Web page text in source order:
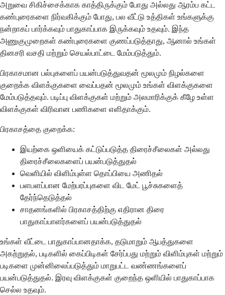
அறுவை சிகிச்சைக்காக காத்திருக்கும் போது அல்லது ஆரம்ப கட்ட
கண்புரைகளை நிர்வகிக்கும் போது, பல வீட்டு உத்திகள் உங்களுக்கு
நன்றாகப் பார்க்கவும் பாதுகாப்பாக இருக்கவும் உதவும். இந்த
அணுகுமுறைகள் கண்புரைகளை குணப்படுத்தாது, ஆனால் உங்கள்
தினசரி வசதி மற்றும் செயல்பாட்டை மேம்படுத்தும்.
பிரகாசமான பல்புகளைப் பயன்படுத்துவதன் மூலமும் நிழல்களை
குறைக்க விளக்குகளை வைப்பதன் மூலமும் உங்கள் விளக்குகளை
மேம்படுத்தவும். படிப்பு விளக்குகள் மற்றும் அலமாரிக்குக் கீழே உள்ள
விளக்குகள் விரிவான பணிகளை எளிதாக்கும்.
பிரகாசத்தை குறைக்க:
இயற்கை ஒளியைக் கட்டுப்படுத்த திரைச்சீலைகள் அல்லது
திரைச்சீலைகளைப் பயன்படுத்துதல்
வெளியில் விளிம்புள்ள தொப்பியை அணிதல்
பளபளப்பான மேற்பரப்புகளை விட மேட் பூச்சுகளைத்
தேர்ந்தெடுத்தல்
சாதனங்களில் பிரகாசத்திற்கு எதிரான திரை
பாதுகாப்பாளர்களைப் பயன்படுத்துதல்
உங்கள் வீட்டை பாதுகாப்பானதாக்க, தடுமாறும் ஆபத்துகளை
அகற்றுதல், படிகளில் கைப்பிடிகள் சேர்ப்பது மற்றும் விளிம்புகள் மற்றும்
படிகளை முன்னிலைப்படுத்தும் மாறுபட்ட வண்ணங்களைப்
பயன்படுத்துதல். இரவு விளக்குகள் குறைந்த ஒளியில் பாதுகாப்பாக
செல்ல உதவும்.